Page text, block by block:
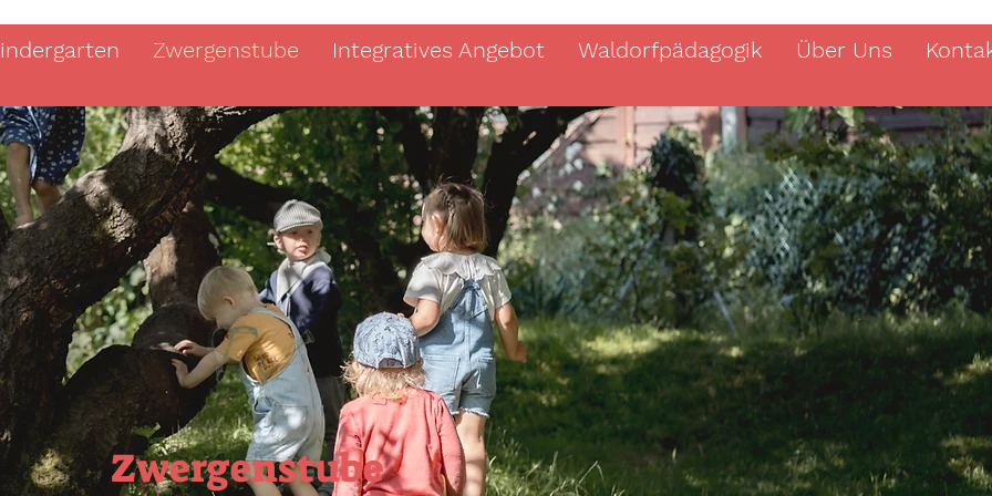
Zwergenstube Integratives Angebot Waldorfpädagogik Über Uns
Zwergenstube